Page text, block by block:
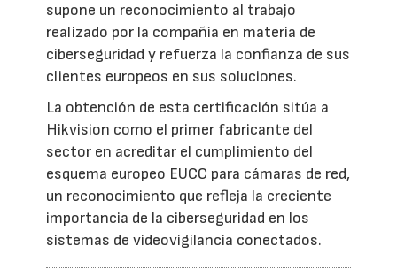
supone un reconocimiento al trabajo
realizado por la compañía en materia de
ciberseguridad y refuerza la confianza de sus
clientes europeos en sus soluciones.
La obtención de esta certificación sitúa a
Hikvision como el primer fabricante del
sector en acreditar el cumplimiento del
esquema europeo EUCC para cámaras de red,
un reconocimiento que refleja la creciente
importancia de la ciberseguridad en los
sistemas de videovigilancia conectados.